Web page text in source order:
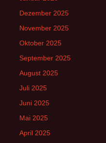
Dezember 2025
November 2025
Oktober 2025
September 2025
August 2025
Juli 2025
Juni 2025
Mai 2025
April 2025